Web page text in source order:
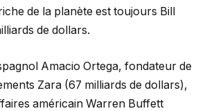
de la planète est toujours Bill
de dollars.
Amacio Ortega, fondateur de
Zara (67 milliards de dollars),
américain Warren Buffett